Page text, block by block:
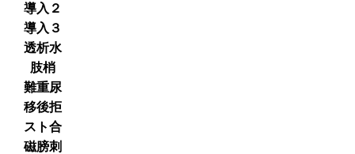
導入２
導入３
透析水
肢梢
難重尿
移後拒
スト合
磁膀刺